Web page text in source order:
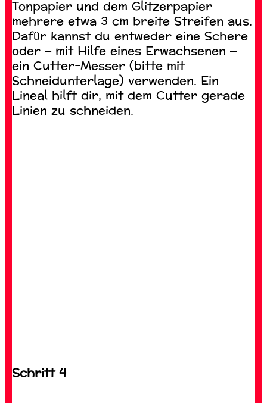
Tonpapier und dem Glitzerpapier
mehrere etwa 3 cm breite Streifen aus.
Dafür kannst du entweder eine Schere
oder – mit Hilfe eines Erwachsenen –
ein Cutter-Messer (bitte mit
Schneidunterlage) verwenden. Ein
Lineal hilft dir, mit dem Cutter gerade
Linien zu schneiden.
Schritt 4